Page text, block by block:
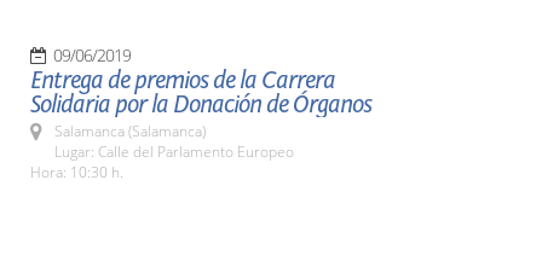
09/06/2019
Entrega de premios de la Carrera
Solidaria por la Donación de Órganos
Salamanca (Salamanca)
Lugar: Calle del Parlamento Europeo
Hora: 10:30 h.